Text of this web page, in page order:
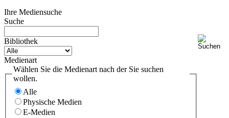
Ihre Mediensuche
Suche
Bibliothek
Medienart
Wählen Sie die Medienart nach der Sie suchen
wollen.
Alle
Physische Medien
E-Medien